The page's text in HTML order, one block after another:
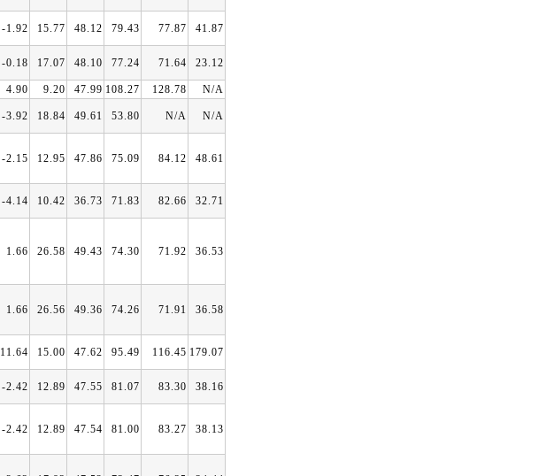
-1.92 15.77 48.12 79.43 77.87 41.87
-0.18 17.07 48.10 77.24 71.64 23.12
4.90 9.20 47.99 108.27 128.78
N/A
-3.92 18.84 49.61 53.80 N/A N/A
-2.15 12.95 47.86 75.09 84.12 48.61
-4.14 10.42 36.73 71.83 82.66 32.71
1.66 26.58 49.43 74.30 71.92 36.53
1.66 26.56 49.36 74.26 71.91 36.58
11.64 15.00 47.62 95.49 116.45 179.07
-2.42 12.89 47.55 81.07 83.30 38.16
-2.42 12.89 47.54 81.00 83.27 38.13